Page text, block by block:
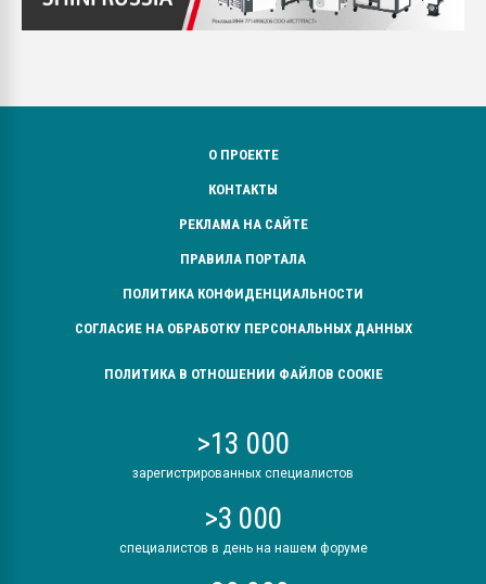
О ПРОЕКТЕ
КОНТАКТЫ
РЕКЛАМА НА САЙТЕ
ПРАВИЛА ПОРТАЛА
ПОЛИТИКА КОНФИДЕНЦИАЛЬНОСТИ
СОГЛАСИЕ НА ОБРАБОТКУ ПЕРСОНАЛЬНЫХ ДАННЫХ
ПОЛИТИКА В ОТНОШЕНИИ ФАЙЛОВ COOKIE
>13 000
зарегистрированных специалистов
>3 000
специалистов в день на нашем форуме